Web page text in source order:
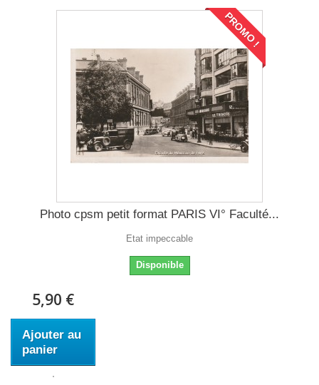
PROMO !
Photo cpsm petit format PARIS VI° Faculté...
Etat impeccable
Disponible
5,90 €
Ajouter au
panier